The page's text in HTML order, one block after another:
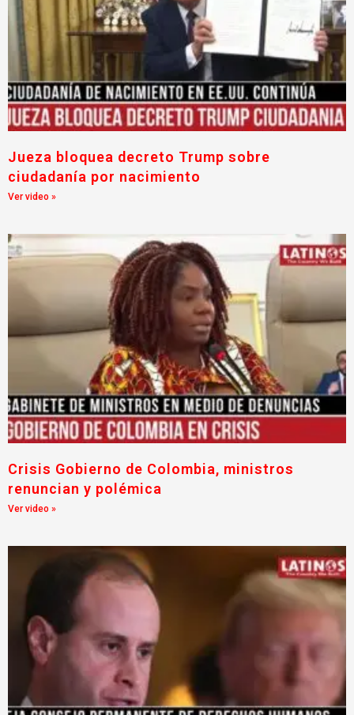
Jueza bloquea decreto Trump sobre
ciudadanía por nacimiento
Ver video »
Crisis Gobierno de Colombia, ministros
renuncian y polémica
Ver video »